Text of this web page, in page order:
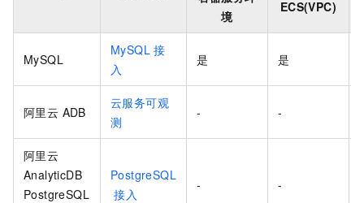
境
ECS(VPC)
MySQL
MySQL 接
入
是 是
阿里云 ADB
云服务可观
测
- -
阿里云
AnalyticDB
PostgreSQL
PostgreSQL
接入
- -